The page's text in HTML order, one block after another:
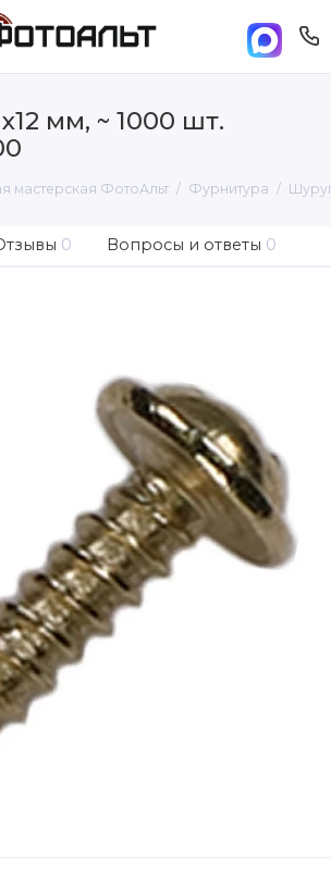
мм, ~ 1000 шт.
мастерская ФотоАльт Фурнитура
0 Вопросы и ответы 0